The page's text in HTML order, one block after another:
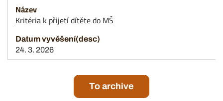
Kritéria k přijetí dítěte do MŠ
24. 3. 2026
To archive